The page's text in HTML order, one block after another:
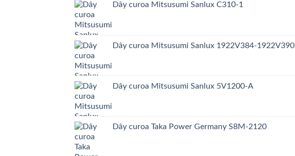
Dây curoa Mitsusumi Sanlux C310-1
Dây curoa Mitsusumi Sanlux 1922V384-1922V390
Dây curoa Mitsusumi Sanlux 5V1200-A
Dây curoa Taka Power Germany S8M-2120